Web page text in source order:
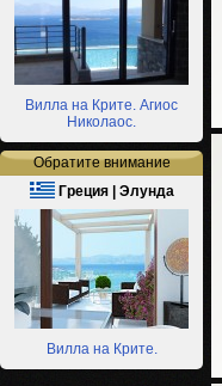
Вилла на Крите. Агиос
Николаос.
Обратите внимание
Греция | Элунда
Вилла на Крите.